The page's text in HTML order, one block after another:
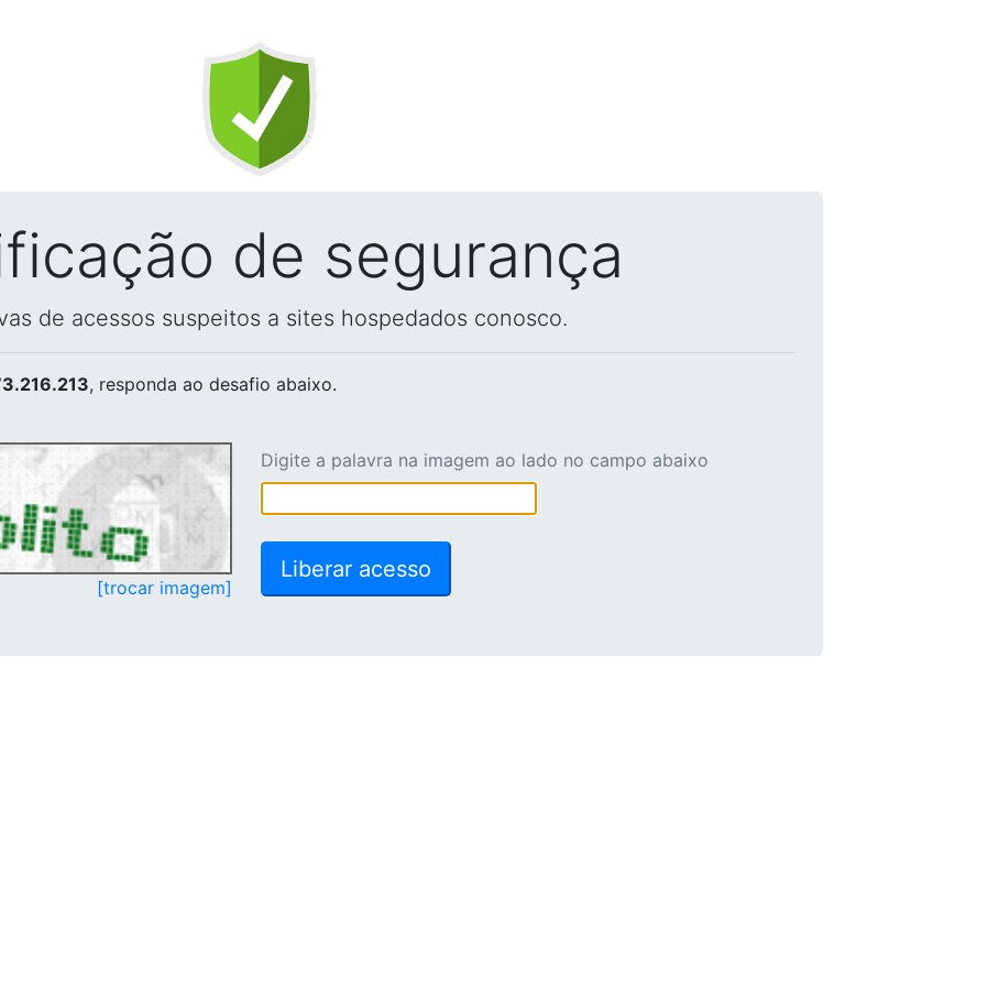
de segurança
de acessos suspeitos a sites hospedados conosco.
, responda ao desafio abaixo.
[trocar imagem]
Digite a palavra na imagem ao lado no campo abaixo